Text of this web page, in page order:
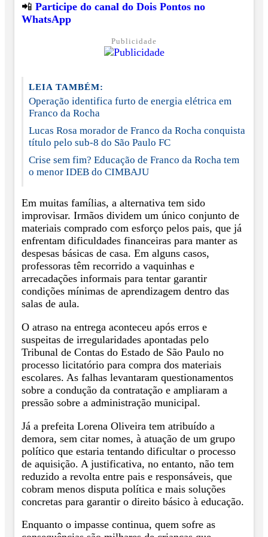
📲 Participe do canal do Dois Pontos no
WhatsApp
Publicidade
LEIA TAMBÉM:
Operação identifica furto de energia elétrica em
Franco da Rocha
Lucas Rosa morador de Franco da Rocha conquista
título pelo sub-8 do São Paulo FC
Crise sem fim? Educação de Franco da Rocha tem
o menor IDEB do CIMBAJU
Em muitas famílias, a alternativa tem sido
improvisar. Irmãos dividem um único conjunto de
materiais comprado com esforço pelos pais, que já
enfrentam dificuldades financeiras para manter as
despesas básicas de casa. Em alguns casos,
professoras têm recorrido a vaquinhas e
arrecadações informais para tentar garantir
condições mínimas de aprendizagem dentro das
salas de aula.
O atraso na entrega aconteceu após erros e
suspeitas de irregularidades apontadas pelo
Tribunal de Contas do Estado de São Paulo no
processo licitatório para compra dos materiais
escolares. As falhas levantaram questionamentos
sobre a condução da contratação e ampliaram a
pressão sobre a administração municipal.
Já a prefeita Lorena Oliveira tem atribuído a
demora, sem citar nomes, à atuação de um grupo
político que estaria tentando dificultar o processo
de aquisição. A justificativa, no entanto, não tem
reduzido a revolta entre pais e responsáveis, que
cobram menos disputa política e mais soluções
concretas para garantir o direito básico à educação.
Enquanto o impasse continua, quem sofre as